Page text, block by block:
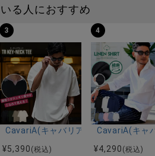
る人におすすめ
ストレッチバンドカラー半袖シャツ
ミラノリブクルーネックドルマンハ
3
CavariA(キャバリア)キーネック半袖
¥5,390 (税込)
4
CavariA(キャ
¥4,290 (税込)